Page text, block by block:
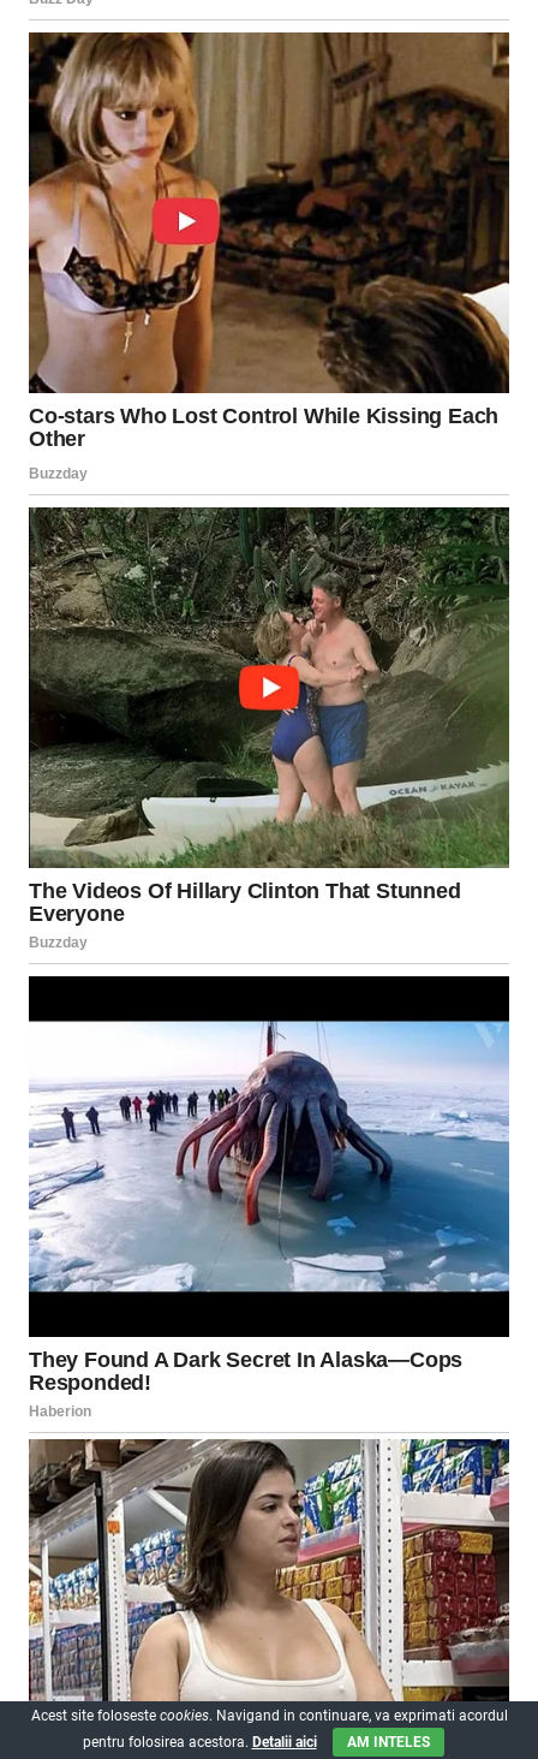
Acest site foloseste cookies. Navigand in continuare, va exprimati acordul
pentru folosirea acestora. Detalii aici AM INTELES